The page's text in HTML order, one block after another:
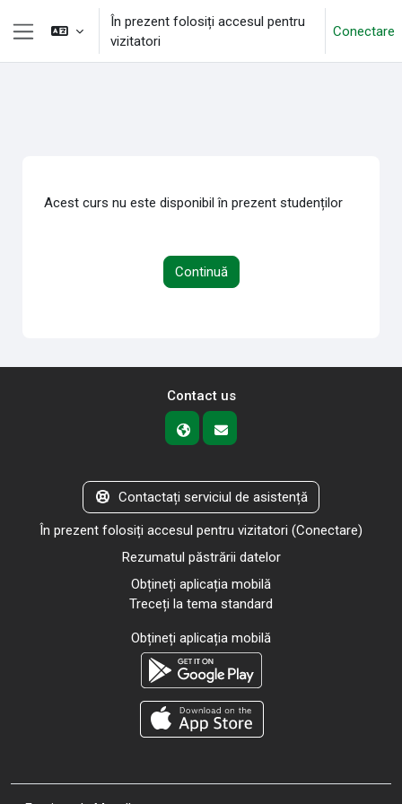
Sari la conţinutul principal
Panou lateral
În prezent folosiți accesul pentru
vizitatori
Conectare
Acest curs nu este disponibil în prezent studenților
Continuă
Contact us
Contactați serviciul de asistență
În prezent folosiți accesul pentru vizitatori (Conectare)
Rezumatul păstrării datelor
Obțineți aplicația mobilă
Treceți la tema standard
Obțineți aplicația mobilă